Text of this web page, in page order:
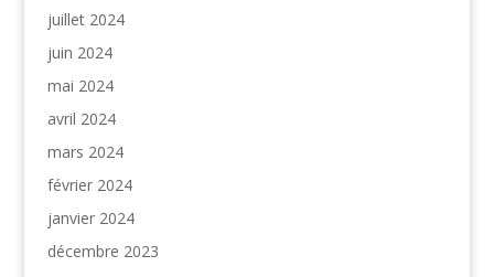
juillet 2024
juin 2024
mai 2024
avril 2024
mars 2024
février 2024
janvier 2024
décembre 2023